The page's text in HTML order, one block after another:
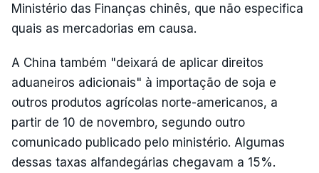
Ministério das Finanças chinês, que não especifica
quais as mercadorias em causa.
A China também "deixará de aplicar direitos
aduaneiros adicionais" à importação de soja e
outros produtos agrícolas norte-americanos, a
partir de 10 de novembro, segundo outro
comunicado publicado pelo ministério. Algumas
dessas taxas alfandegárias chegavam a 15%.